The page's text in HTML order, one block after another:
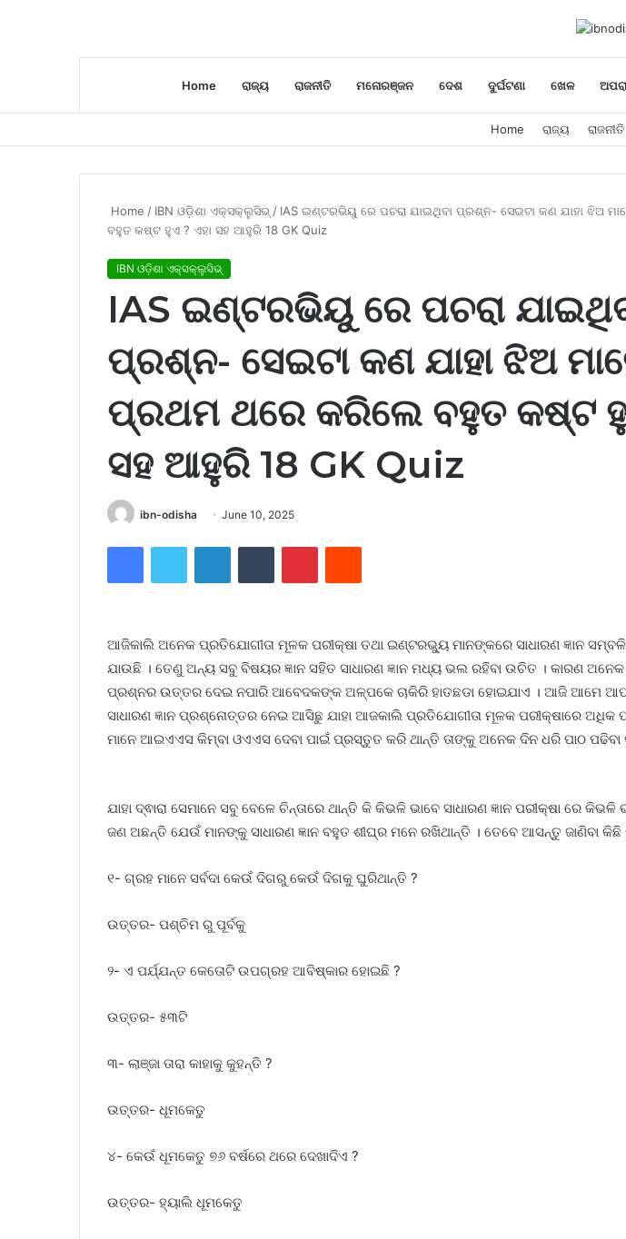
Home ରାଜ୍ୟ ରାଜନୀତି ମନୋରଞ୍ଜନ ଦେଶ ଦୁର୍ଘଟଣା ଖେଳ
Home ରାଜ୍ୟ ରାଜନୀତି
Home / IBN ଓଡ଼ିଶା ଏକ୍ସକ୍ଲୁସିଭ୍ / IAS ଇଣ୍ଟରଭିୟୁ ରେ ପଚରା ଯାଇଥିବା ପ୍ରଶ୍ନ- ସେଇଟା କଣ ଯାହା ଝିଅ
ବହୁତ କଷ୍ଟ ହୁଏ ? ଏହା ସହ ଆହୁରି 18 GK Quiz
IBN ଓଡ଼ିଶା ଏକ୍ସକ୍ଲୁସିଭ୍
IAS ଇଣ୍ଟରଭିୟୁ ରେ ପଚରା
ପ୍ରଶ୍ନ- ସେଇଟା କଣ ଯାହା ଝିଅ
ପ୍ରଥମ ଥରେ କରିଲେ ବହୁତ କଷ୍ଟ
ସହ ଆହୁରି 18 GK Quiz
ibn-odisha June 10, 2025
FacebookTwitter LinkedInTumblr PinterestReddit
ଆଜିକାଲି ଅନେକ ପ୍ରତିଯୋଗୀତା ମୂଳକ ପରୀକ୍ଷା ତଥା ଇଣ୍ଟରଭ୍ୟୁ ମାନଙ୍କରେ ସାଧାରଣ ଜ୍ଞାନ
ଯାଉଛି । ତେଣୁ ଅନ୍ୟ ସବୁ ବିଷୟର ଜ୍ଞାନ ସହିତ ସାଧାରଣ ଜ୍ଞାନ ମଧ୍ୟ ଭଲ ରହିବା ଉଚିତ । କାରଣ
ପ୍ରଶ୍ନର ଉତ୍ତର ଦେଇ ନପାରି ଆବେଦକଙ୍କ ଅଳ୍ପକେ ଚାକିରି ହାତଛଡା ହୋଇଯାଏ । ଆଜି ଆମେ
ସାଧାରଣ ଜ୍ଞାନ ପ୍ରଶ୍ନୋତ୍ତର ନେଇ ଆସିଛୁ ଯାହା ଆଜକାଲି ପ୍ରତିଯୋଗୀତା ମୂଳକ ପରୀକ୍ଷାରେ ଅଧିକ
ମାନେ ଆଇଏଏସ କିମ୍ବା ଓଏଏସ ଦେବା ପାଇଁ ପ୍ରସ୍ତୁତ କରି ଥାନ୍ତି ତାଙ୍କୁ ଅନେକ ଦିନ ଧରି ପାଠ ପଢିବା
ଯାହା ଦ୍ଵାରା ସେମାନେ ସବୁ ବେଳେ ଚିନ୍ତାରେ ଥାନ୍ତି କି କିଭଳି ଭାବେ ସାଧାରଣ ଜ୍ଞାନ ପରୀକ୍ଷା ରେ
ଜଣ ଅଛନ୍ତି ଯେଉଁ ମାନଙ୍କୁ ସାଧାରଣ ଜ୍ଞାନ ବହୁତ ଶୀଘ୍ର ମନେ ରଖିଥାନ୍ତି । ତେବେ ଆସନ୍ତୁ ଜାଣିବା
୧- ଗ୍ରହ ମାନେ ସର୍ବଦା କେଉଁ ଦିଗରୁ କେଉଁ ଦିଗକୁ ଘୁରିଥାନ୍ତି ?
ଉତ୍ତର- ପଶ୍ଚିମ ରୁ ପୂର୍ବକୁ
୨- ଏ ପର୍ଯ୍ଯନ୍ତ କେତୋଟି ଉପଗ୍ରହ ଆବିଷ୍କାର ହୋଇଛି ?
ଉତ୍ତର- ୫୩ଟି
୩- ଲାଞ୍ଜା ତାରା କାହାକୁ କୁହନ୍ତି ?
ଉତ୍ତର- ଧୂମକେତୁ
୪- କେଉଁ ଧୂମକେତୁ ୭୬ ବର୍ଷରେ ଥରେ ଦେଖାଦିଏ ?
ଉତ୍ତର- ହ୍ୟାଲି ଧୂମକେତୁ